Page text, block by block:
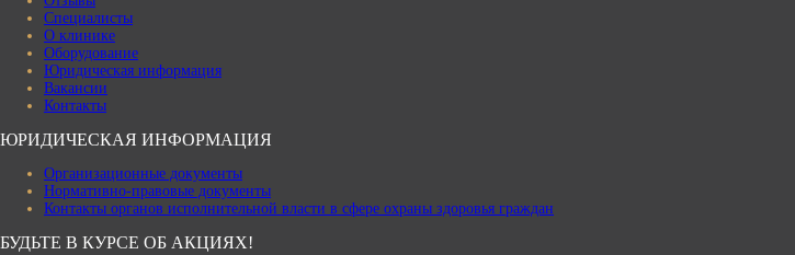
Специалисты
О клинике
Оборудование
Юридическая информация
Вакансии
Контакты
ЮРИДИЧЕСКАЯ ИНФОРМАЦИЯ
Организационные документы
Нормативно-правовые документы
Контакты органов исполнительной власти в сфере охраны здоровья граждан
БУДЬТЕ В КУРСЕ ОБ АКЦИЯХ!